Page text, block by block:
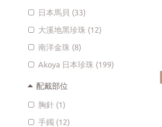
日本馬貝 (33)
大溪地黑珍珠 (12)
南洋金珠 (8)
Akoya 日本珍珠 (199)
配戴部位
胸針 (1)
手鐲 (12)